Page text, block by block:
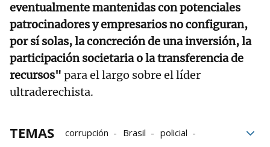
eventualmente mantenidas con potenciales
patrocinadores y empresarios no configuran,
por sí solas, la concreción de una inversión, la
participación societaria o la transferencia de
recursos" para el largo sobre el líder
ultraderechista.
TEMAS corrupción Brasil
policial